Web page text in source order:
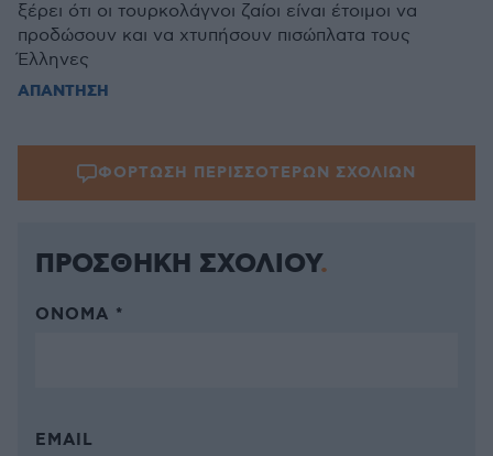
ξέρει ότι οι τουρκολάγνοι ζαίοι είναι έτοιμοι να
προδώσουν και να χτυπήσουν πισώπλατα τους
Έλληνες
ΑΠΑΝΤΗΣΗ
ΦΟΡΤΩΣΗ ΠΕΡΙΣΣΟΤΕΡΩΝ ΣΧΟΛΙΩΝ
ΠΡΟΣΘΗΚΗ ΣΧΟΛΙΟΥ
ΌΝΟΜΑ *
EMAIL